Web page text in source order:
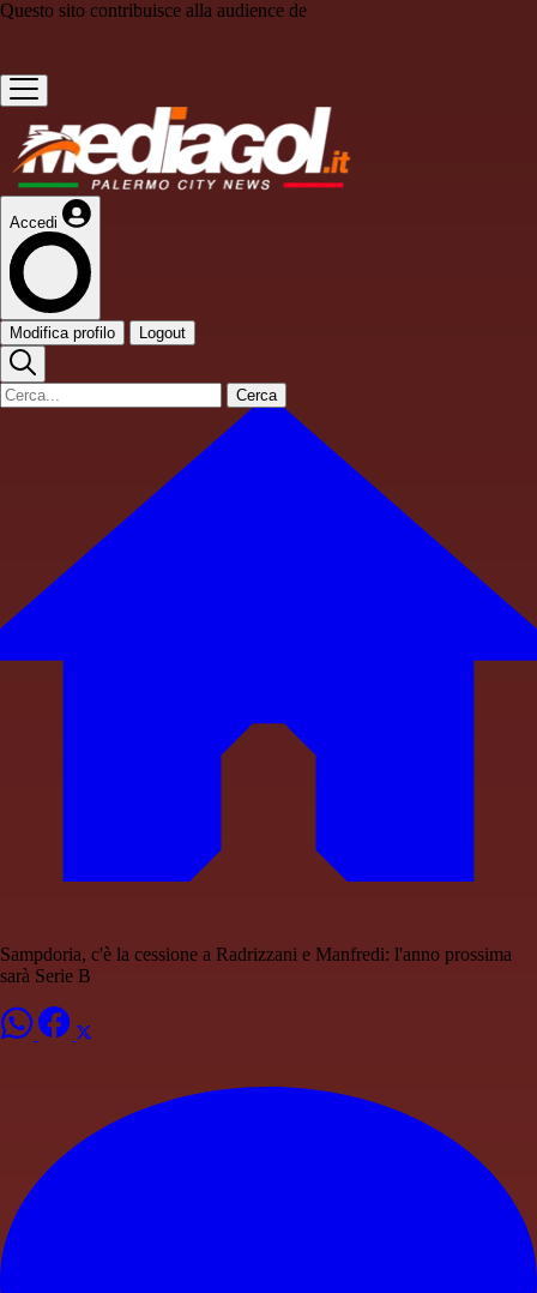
Questo sito contribuisce alla audience de
Accedi
Modifica profilo Logout
Cerca
Sampdoria, c'è la cessione a Radrizzani e Manfredi: l'anno prossima
sarà Serie B